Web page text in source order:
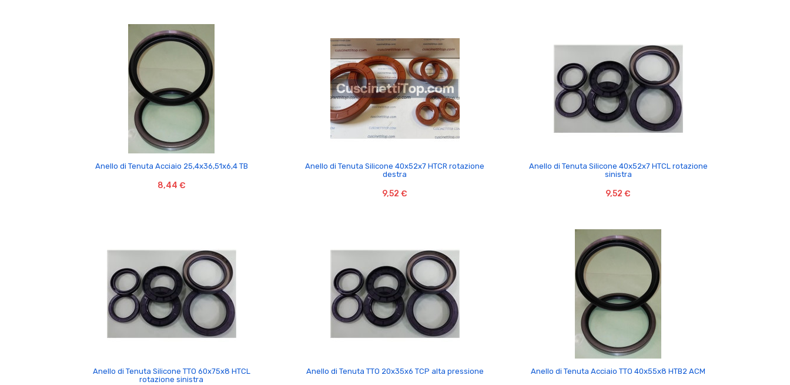

Anello di Tenuta Acciaio 25,4x36,51x6,4 TB
8,44 €

Anello di Tenuta Silicone 40x52x7 HTCR rotazione
destra
9,52 €

Anello di Tenuta Silicone 40x52x7 HTCL rotazione
sinistra
9,52 €

Anello di Tenuta Silicone TTO 60x75x8 HTCL
rotazione sinistra

Anello di Tenuta TTO 20x35x6 TCP alta pressione 
Anello di Tenuta Acciaio TTO 40x55x8 HTB2 ACM